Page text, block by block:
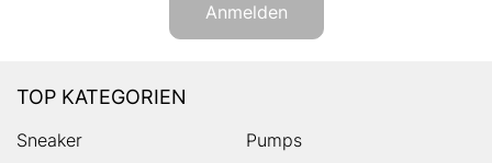
Anmelden
TOP KATEGORIEN
Sneaker
Pumps